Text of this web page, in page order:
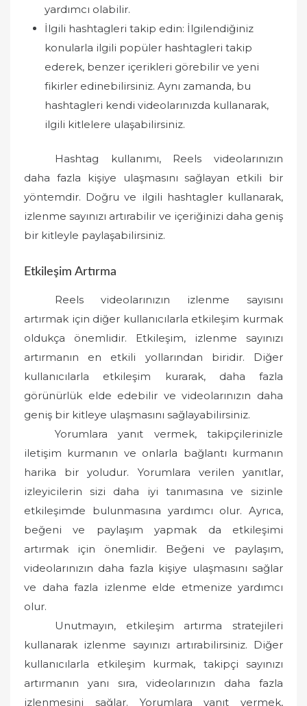
yardımcı olabilir.
İlgili hashtagleri takip edin: İlgilendiğiniz
konularla ilgili popüler hashtagleri takip
ederek, benzer içerikleri görebilir ve yeni
fikirler edinebilirsiniz. Aynı zamanda, bu
hashtagleri kendi videolarınızda kullanarak,
ilgili kitlelere ulaşabilirsiniz.
Hashtag kullanımı, Reels videolarınızın
daha fazla kişiye ulaşmasını sağlayan etkili bir
yöntemdir. Doğru ve ilgili hashtagler kullanarak,
izlenme sayınızı artırabilir ve içeriğinizi daha geniş
bir kitleyle paylaşabilirsiniz.
Etkileşim Artırma
Reels videolarınızın izlenme sayısını
artırmak için diğer kullanıcılarla etkileşim kurmak
oldukça önemlidir. Etkileşim, izlenme sayınızı
artırmanın en etkili yollarından biridir. Diğer
kullanıcılarla etkileşim kurarak, daha fazla
görünürlük elde edebilir ve videolarınızın daha
geniş bir kitleye ulaşmasını sağlayabilirsiniz.
Yorumlara yanıt vermek, takipçilerinizle
iletişim kurmanın ve onlarla bağlantı kurmanın
harika bir yoludur. Yorumlara verilen yanıtlar,
izleyicilerin sizi daha iyi tanımasına ve sizinle
etkileşimde bulunmasına yardımcı olur. Ayrıca,
beğeni ve paylaşım yapmak da etkileşimi
artırmak için önemlidir. Beğeni ve paylaşım,
videolarınızın daha fazla kişiye ulaşmasını sağlar
ve daha fazla izlenme elde etmenize yardımcı
olur.
Unutmayın, etkileşim artırma stratejileri
kullanarak izlenme sayınızı artırabilirsiniz. Diğer
kullanıcılarla etkileşim kurmak, takipçi sayınızı
artırmanın yanı sıra, videolarınızın daha fazla
izlenmesini sağlar. Yorumlara yanıt vermek,